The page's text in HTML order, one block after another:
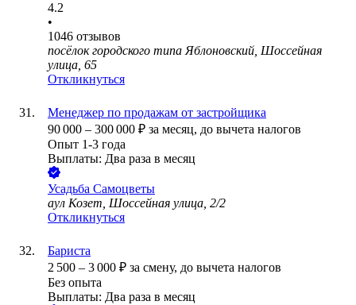
4.2
•
1046 отзывов
посёлок городского типа Яблоновский, Шоссейная
улица, 65
Откликнуться
Менеджер по продажам от застройщика
90 000 – 300 000 ₽ за месяц, до вычета налогов
Опыт 1-3 года
Выплаты: Два раза в месяц
Усадьба Самоцветы
аул Козет, Шоссейная улица, 2/2
Откликнуться
Бариста
2 500 – 3 000 ₽ за смену, до вычета налогов
Без опыта
Выплаты: Два раза в месяц